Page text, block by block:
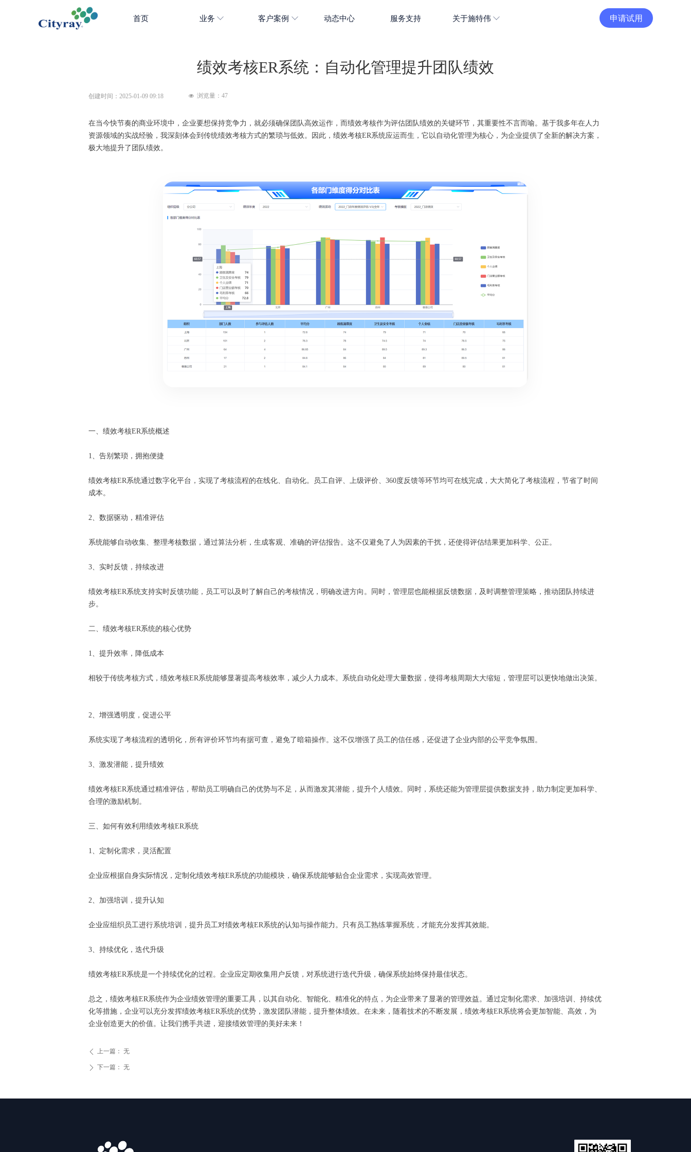
首页 业务 客户案例 动态中心 服务支持 关于施特伟 申请试用
绩效考核ER系统：自动化管理提升团队绩效
在当今快节奏的商业环境中，企业要想保持竞争力，就必须确保团队高效运作，而绩效考核作为评估团队绩效的关键环节，其重要性不言而喻。基于我多年在人力
资源领域的实战经验，我深刻体会到传统绩效考核方式的繁琐与低效。因此，绩效考核ER系统应运而生，它以自动化管理为核心，为企业提供了全新的解决方案，
极大地提升了团队绩效。
一、绩效考核ER系统概述
1、告别繁琐，拥抱便捷
绩效考核ER系统通过数字化平台，实现了考核流程的在线化、自动化。员工自评、上级评价、360度反馈等环节均可在线完成，大大简化了考核流程，节省了时间
成本。
2、数据驱动，精准评估
系统能够自动收集、整理考核数据，通过算法分析，生成客观、准确的评估报告。这不仅避免了人为因素的干扰，还使得评估结果更加科学、公正。
3、实时反馈，持续改进
绩效考核ER系统支持实时反馈功能，员工可以及时了解自己的考核情况，明确改进方向。同时，管理层也能根据反馈数据，及时调整管理策略，推动团队持续进
步。
二、绩效考核ER系统的核心优势
1、提升效率，降低成本
相较于传统考核方式，绩效考核ER系统能够显著提高考核效率，减少人力成本。系统自动化处理大量数据，使得考核周期大大缩短，管理层可以更快地做出决策。
2、增强透明度，促进公平
系统实现了考核流程的透明化，所有评价环节均有据可查，避免了暗箱操作。这不仅增强了员工的信任感，还促进了企业内部的公平竞争氛围。
3、激发潜能，提升绩效
绩效考核ER系统通过精准评估，帮助员工明确自己的优势与不足，从而激发其潜能，提升个人绩效。同时，系统还能为管理层提供数据支持，助力制定更加科学、
合理的激励机制。
三、如何有效利用绩效考核ER系统
1、定制化需求，灵活配置
企业应根据自身实际情况，定制化绩效考核ER系统的功能模块，确保系统能够贴合企业需求，实现高效管理。
2、加强培训，提升认知
企业应组织员工进行系统培训，提升员工对绩效考核ER系统的认知与操作能力。只有员工熟练掌握系统，才能充分发挥其效能。
3、持续优化，迭代升级
绩效考核ER系统是一个持续优化的过程。企业应定期收集用户反馈，对系统进行迭代升级，确保系统始终保持最佳状态。
总之，绩效考核ER系统作为企业绩效管理的重要工具，以其自动化、智能化、精准化的特点，为企业带来了显著的管理效益。通过定制化需求、加强培训、持续优
化等措施，企业可以充分发挥绩效考核ER系统的优势，激发团队潜能，提升整体绩效。在未来，随着技术的不断发展，绩效考核ER系统将会更加智能、高效，为
企业创造更大的价值。让我们携手共进，迎接绩效管理的美好未来！
ꄴ 上一篇： 无
ꄲ 下一篇： 无
创建时间： 2025-01-09 09:18 넶 浏览量： 47